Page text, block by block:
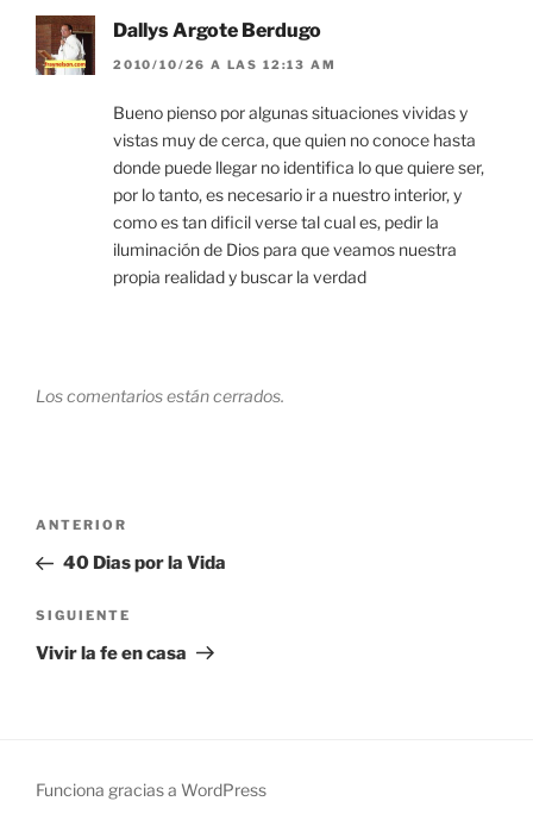
Dallys Argote Berdugo
2010/10/26 A LAS 12:13 AM
Bueno pienso por algunas situaciones vividas y
vistas muy de cerca, que quien no conoce hasta
donde puede llegar no identifica lo que quiere ser,
por lo tanto, es necesario ir a nuestro interior, y
como es tan dificil verse tal cual es, pedir la
iluminación de Dios para que veamos nuestra
propia realidad y buscar la verdad
Los comentarios están cerrados.
Navegación
entradas
Entrada
anterior:
ANTERIOR
40 Dias por la Vida
Siguiente
entrada
SIGUIENTE
Vivir la fe en casa
Funciona gracias a WordPress